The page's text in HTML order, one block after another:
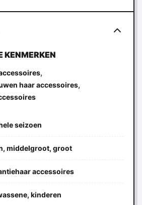
KENMERKEN
,
haar accessoires,
seizoen
middelgroot, groot
accessoires
kinderen